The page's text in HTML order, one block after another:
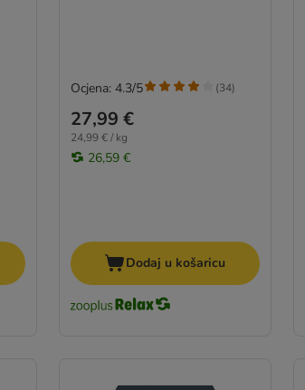
27,99 €
24,99 € / kg
26,59 €
Ocjena: 4.3/5 (34)
Dodaj u košaricu